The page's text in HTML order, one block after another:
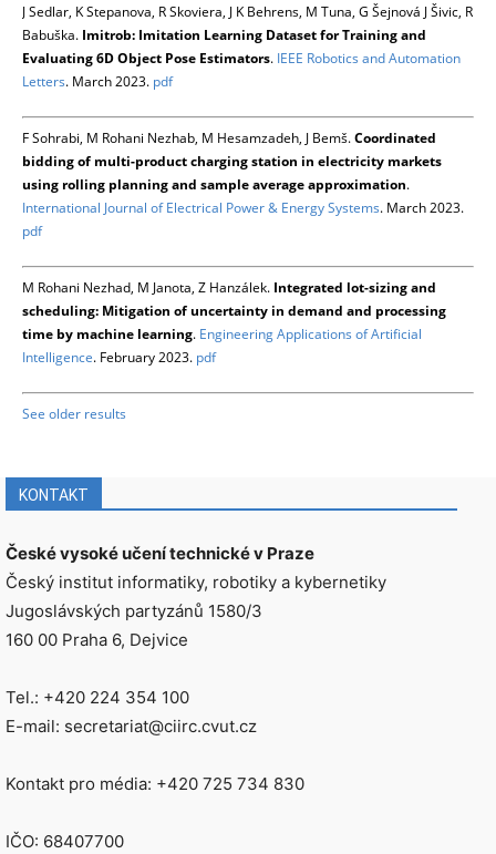
J Sedlar, K Stepanova, R Skoviera, J K Behrens, M Tuna, G Šejnová J Šivic, R
Babuška. Imitrob: Imitation Learning Dataset for Training and
Evaluating 6D Object Pose Estimators. IEEE Robotics and Automation
Letters. March 2023. pdf
F Sohrabi, M Rohani Nezhab, M Hesamzadeh, J Bemš.Coordinated
bidding of multi-product charging station in electricity markets
using rolling planning and sample average approximation.
International Journal of Electrical Power & Energy Systems. March 2023.
pdf
M Rohani Nezhad, M Janota, Z Hanzálek. Integrated lot-sizing and
scheduling: Mitigation of uncertainty in demand and processing
time by machine learning. Engineering Applications of Artificial
Intelligence. February 2023. pdf
See older results
KONTAKT
České vysoké učení technické v Praze
Český institut informatiky, robotiky a kybernetiky
Jugoslávských partyzánů 1580/3
160 00 Praha 6, Dejvice
Tel.: +420 224 354 100
E-mail: secretariat@ciirc.cvut.cz
Kontakt pro média: +420 725 734 830
IČO: 68407700